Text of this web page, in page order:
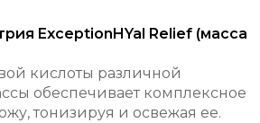
ExceptionHYal Relief (масса
кислоты различной
обеспечивает комплексное
тонизируя и освежая ее.